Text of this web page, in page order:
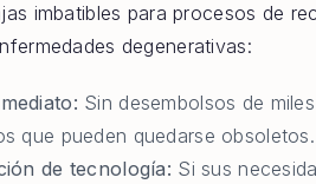
imbatibles para procesos de
degenerativas:
Sin desembolsos de
que pueden quedarse obsoletos.
de tecnología: Si sus